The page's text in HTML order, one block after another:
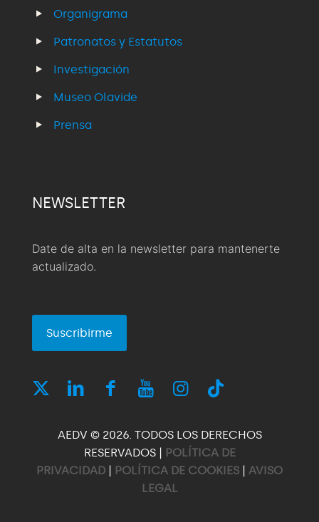
Organigrama
Patronatos y Estatutos
Investigación
Museo Olavide
Prensa
NEWSLETTER
Date de alta en la newsletter para mantenerte
actualizado.
Suscribirme
AEDV © 2026. TODOS LOS DERECHOS
RESERVADOS | POLÍTICA DE
PRIVACIDAD | POLÍTICA DE COOKIES | AVISO
LEGAL